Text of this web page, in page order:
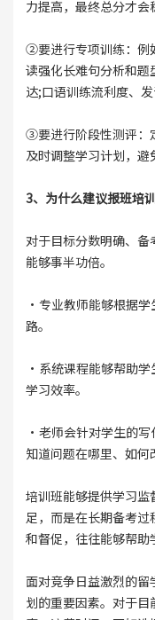
力提高，最终总分才会
②要进行专项训练：例
读强化长难句分析和
达;口语训练流利度、发
③要进行阶段性测评：
及时调整学习计划，避
3、为什么建议报班培
对于目标分数明确、
能够事半功倍。
·专业教师能够根据
路。
·系统课程能够帮助
学习效率。
·老师会针对学生的
知道问题在哪里、如何
培训班能够提供学习
足，而是在长期备考
和督促，往往能够帮助
面对竞争日益激烈的
划的重要因素。对于